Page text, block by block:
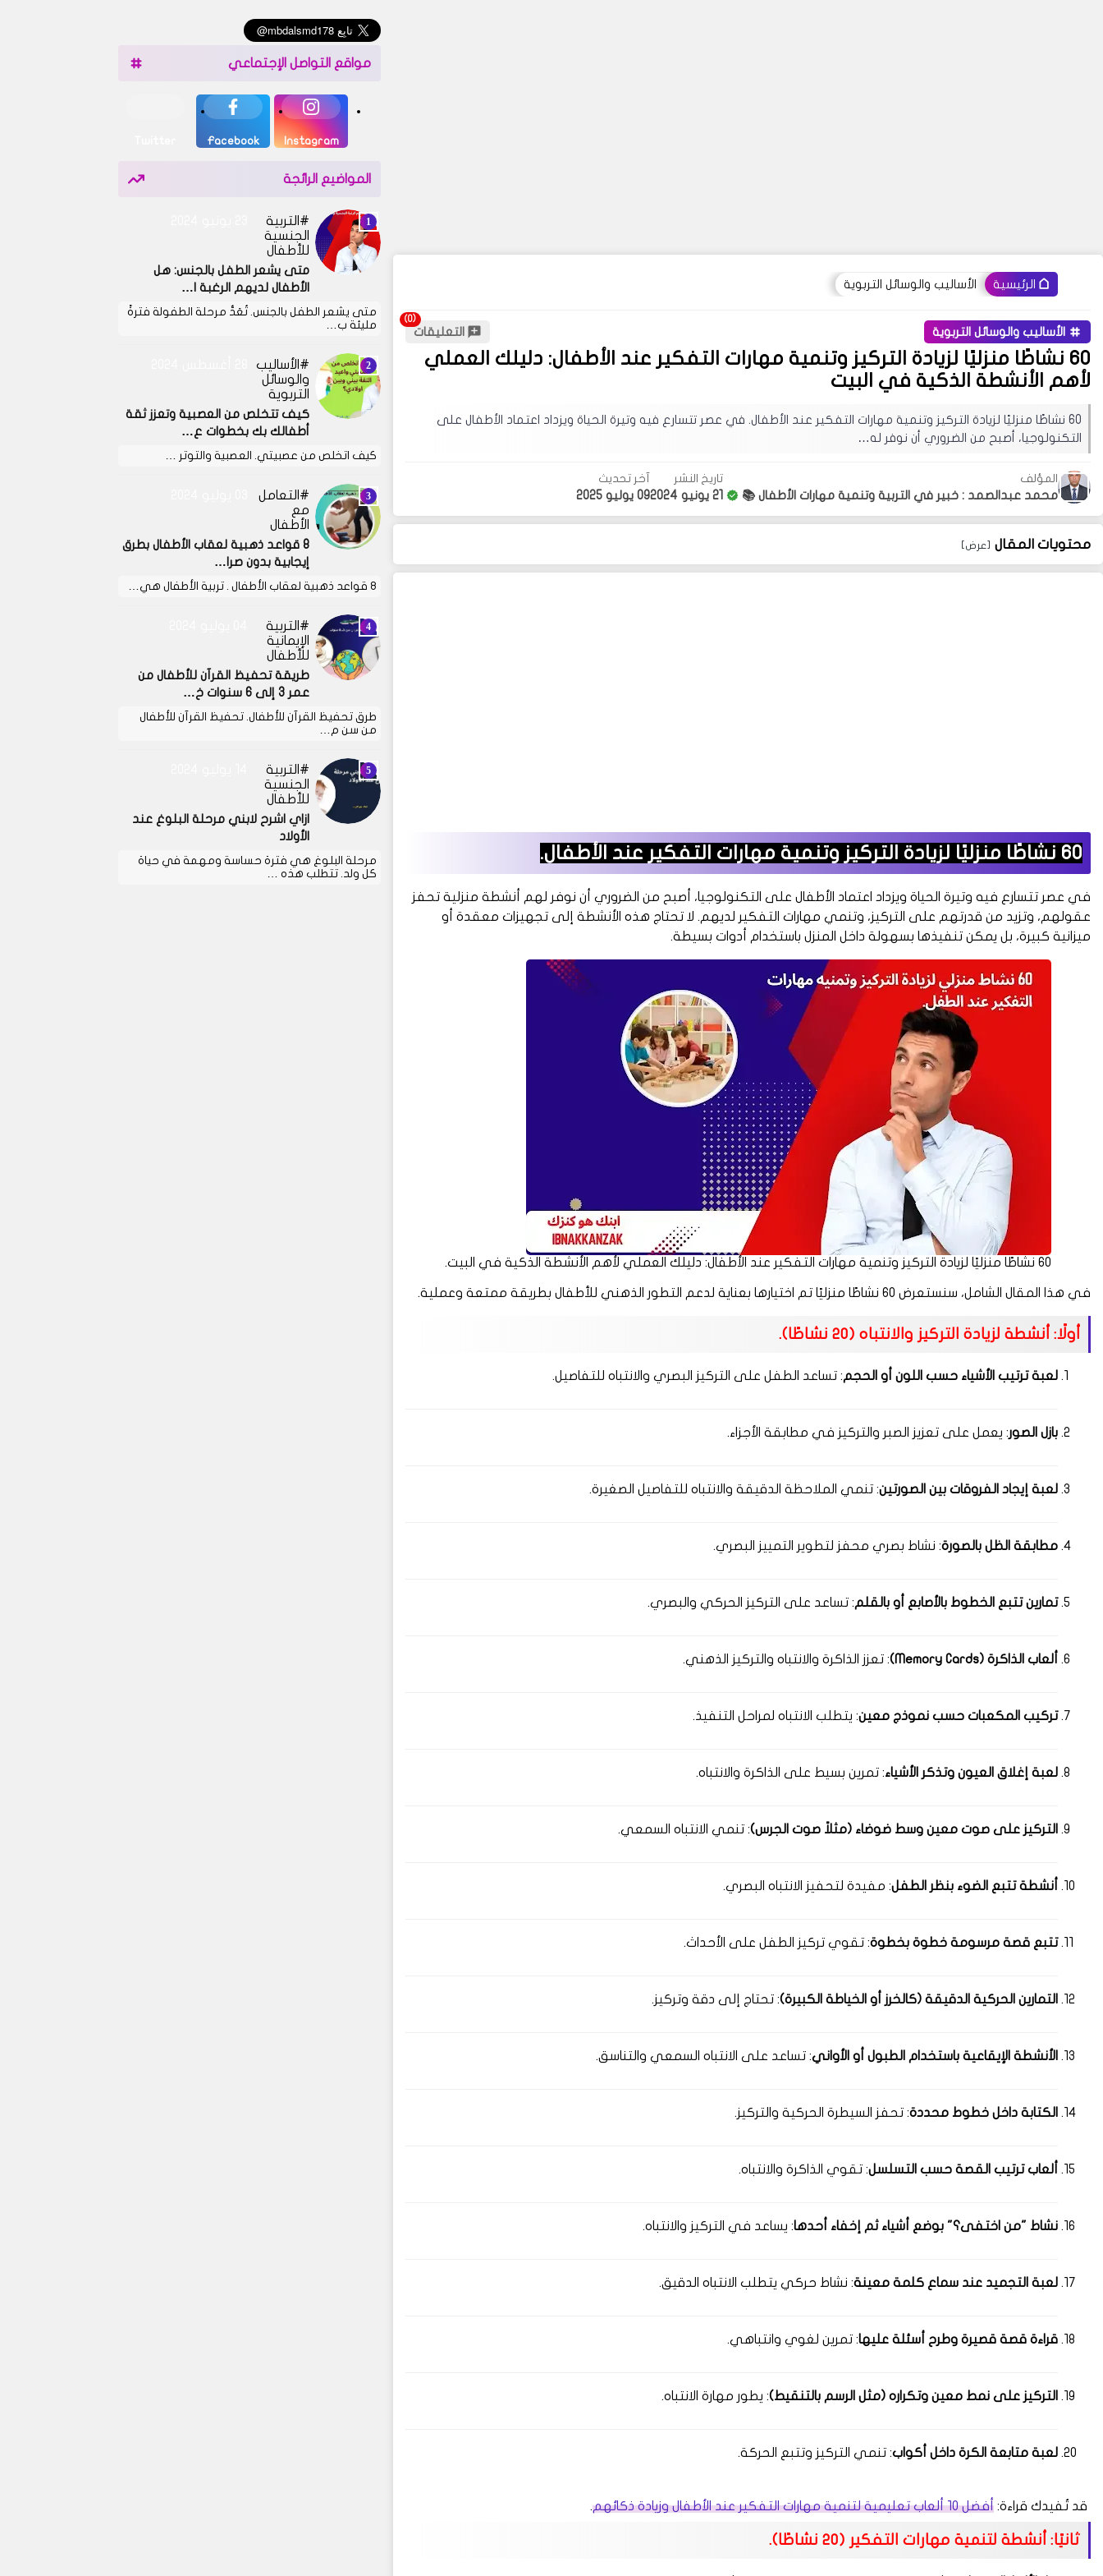
الرئيسية الأساليب والوسائل التربوية
الأساليب والوسائل التربوية التعليقات
60 نشاطًا منزليًا لزيادة التركيز وتنمية مهارات التفكير عند الأطفال: دليلك العملي
لأهم الأنشطة الذكية في البيت
60 نشاطًا منزليًا لزيادة التركيز وتنمية مهارات التفكير عند الأطفال. في عصر تتسارع فيه وتيرة الحياة ويزداد اعتماد الأطفال على
التكنولوجيا، أصبح من الضروري أن نوفر له…
المؤلف
محمد عبدالصمد : خبير في التربية وتنمية مهارات الأطفال 📚
تاريخ النشر
21 يونيو 2024
آخر تحديث
09 يوليو 2025
محتويات المقال
60 نشاطًا منزليًا لزيادة التركيز وتنمية مهارات التفكير عند الأطفال.
في عصر تتسارع فيه وتيرة الحياة ويزداد اعتماد الأطفال على التكنولوجيا، أصبح من الضروري أن نوفر لهم أنشطة منزلية تحفز
عقولهم، وتزيد من قدرتهم على التركيز، وتنمي مهارات التفكير لديهم. لا تحتاج هذه الأنشطة إلى تجهيزات معقدة أو
ميزانية كبيرة، بل يمكن تنفيذها بسهولة داخل المنزل باستخدام أدوات بسيطة.
60 نشاطًا منزليًا لزيادة التركيز وتنمية مهارات التفكير عند الأطفال: دليلك العملي لأهم الأنشطة الذكية في البيت.
في هذا المقال الشامل، سنستعرض 60 نشاطًا منزليًا تم اختيارها بعناية لدعم التطور الذهني للأطفال بطريقة ممتعة وعملية.
أولًا: أنشطة لزيادة التركيز والانتباه (20 نشاطًا).
لعبة ترتيب الأشياء حسب اللون أو الحجم: تساعد الطفل على التركيز البصري والانتباه للتفاصيل.
بازل الصور: يعمل على تعزيز الصبر والتركيز في مطابقة الأجزاء.
لعبة إيجاد الفروقات بين الصورتين: تنمي الملاحظة الدقيقة والانتباه للتفاصيل الصغيرة.
مطابقة الظل بالصورة: نشاط بصري محفز لتطوير التمييز البصري.
تمارين تتبع الخطوط بالأصابع أو بالقلم: تساعد على التركيز الحركي والبصري.
ألعاب الذاكرة (Memory Cards) : تعزز الذاكرة والانتباه والتركيز الذهني.
تركيب المكعبات حسب نموذج معين: يتطلب الانتباه لمراحل التنفيذ.
لعبة إغلاق العيون وتذكر الأشياء: تمرين بسيط على الذاكرة والانتباه.
التركيز على صوت معين وسط ضوضاء (مثلاً صوت الجرس): تنمي الانتباه السمعي.
أنشطة تتبع الضوء بنظر الطفل: مفيدة لتحفيز الانتباه البصري.
تتبع قصة مرسومة خطوة بخطوة: تقوي تركيز الطفل على الأحداث.
التمارين الحركية الدقيقة (كالخرز أو الخياطة الكبيرة): تحتاج إلى دقة وتركيز.
الأنشطة الإيقاعية باستخدام الطبول أو الأواني: تساعد على الانتباه السمعي والتناسق.
الكتابة داخل خطوط محددة: تحفز السيطرة الحركية والتركيز.
ألعاب ترتيب القصة حسب التسلسل: تقوي الذاكرة والانتباه.
نشاط "من اختفى؟" بوضع أشياء ثم إخفاء أحدها: يساعد في التركيز والانتباه.
لعبة التجميد عند سماع كلمة معينة: نشاط حركي يتطلب الانتباه الدقيق.
قراءة قصة قصيرة وطرح أسئلة عليها: تمرين لغوي وانتباهي.
التركيز على نمط معين وتكراره (مثل الرسم بالتنقيط): يطور مهارة الانتباه.
لعبة متابعة الكرة داخل أكواب: تنمي التركيز وتتبع الحركة.
قد تُفيدك قراءة: أفضل 10 ألعاب تعليمية لتنمية مهارات التفكير عند الأطفال وزيادة ذكائهم .
ثانيًا: أنشطة لتنمية مهارات التفكير (20 نشاطًا).
مواقع التواصل الإجتماعي
Instagram
Facebook
المواضيع الرائجة
التربية
الجنسية
للأطفال
متى يشعر الطفل بالجنس: هل
الأطفال لديهم الرغبة ا…
متى يشعر الطفل بالجنس. تُعَدُّ مرحلة الطفولة فترةً
مليئة ب…
الأساليب
والوسائل
التربوية
كيف تتخلص من العصبية وتعزز ثقة
أطفالك بك بخطوات ع…
كيف اتخلص من عصبيتي. العصبية والتوتر …
التعامل
مع
الأطفال
8 قواعد ذهبية لعقاب الأطفال بطرق
إيجابية بدون صرا…
8 قواعد ذهبية لعقاب الأطفال . تربية الأطفال هي…
التربية
الإيمانية
للأطفال
طريقة تحفيظ القرآن للأطفال من
عمر 3 إلى 6 سنوات خ…
طرق تحفيظ القرآن للأطفال. تحفيظ القرآن للأطفال
من سن م…
التربية
الجنسية
للأطفال
ازاي اشرح لابني مرحلة البلوغ عند
الأولاد
مرحلة البلوغ هي فترة حساسة ومهمة في حياة
كل ولد. تتطلب هذه …